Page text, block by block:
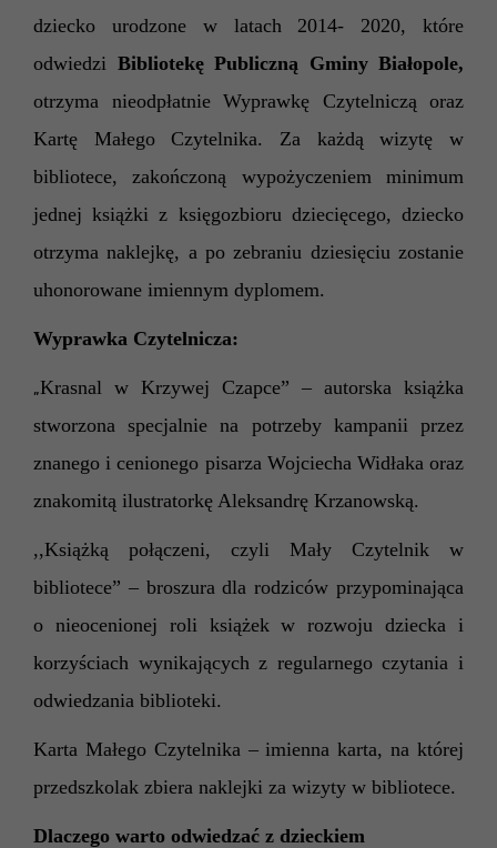
dziecko urodzone w latach 2014- 2020, które
odwiedzi Bibliotekę Publiczną Gminy Białopole,
otrzyma nieodpłatnie Wyprawkę Czytelniczą oraz
Kartę Małego Czytelnika. Za każdą wizytę w
bibliotece, zakończoną wypożyczeniem minimum
jednej książki z księgozbioru dziecięcego, dziecko
otrzyma naklejkę, a po zebraniu dziesięciu zostanie
uhonorowane imiennym dyplomem.
Wyprawka Czytelnicza:
„Krasnal w Krzywej Czapce” – autorska książka
stworzona specjalnie na potrzeby kampanii przez
znanego i cenionego pisarza Wojciecha Widłaka oraz
znakomitą ilustratorkę Aleksandrę Krzanowską.
,,Książką połączeni, czyli Mały Czytelnik w
bibliotece” – broszura dla rodziców przypominająca
o nieocenionej roli książek w rozwoju dziecka i
korzyściach wynikających z regularnego czytania i
odwiedzania biblioteki.
Karta Małego Czytelnika – imienna karta, na której
przedszkolak zbiera naklejki za wizyty w bibliotece.
Dlaczego warto odwiedzać z dzieckiem